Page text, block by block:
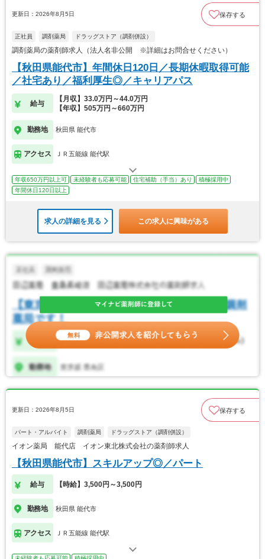
更新日：2026年8月5日 保存する
正社員 調剤薬局 ドラッグストア（調剤併設）
調剤薬局の薬剤師求人（法人名非公開 ※詳細はお問合せください）
【秋田県能代市】年間休日120日／長期休暇取得可能
／社宅あり／福利厚生◎／キャリアパス
給与
【月収】33.0万円～44.0万円
【年収】505万円～660万円
勤務地 秋田県 能代市
アクセス ＪＲ五能線 能代駅
年収650万円以上可 未経験者も応募可能 住宅補助（手当）あり
積極採用中
年間休日120日以上
求人の詳細を見る この求人に興味がある
更新日：2026年8月5日 保存する
パート・アルバイト 調剤薬局 ドラッグストア（調剤併設）
イオン薬局 能代店 イオン東北株式会社の薬剤師求人
【秋田県能代市】スキルアップ◎／パート
給与 【時給】3,500円～3,500円
勤務地 秋田県 能代市
アクセス ＪＲ五能線 能代駅